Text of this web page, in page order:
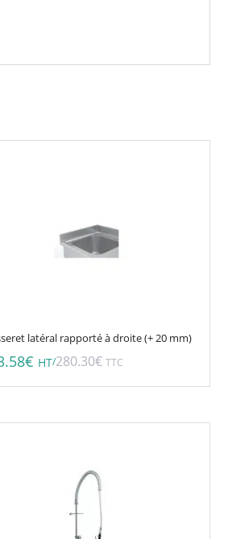
latéral rapporté à droite (+ 20 mm)
€ HT/280.30€ TTC